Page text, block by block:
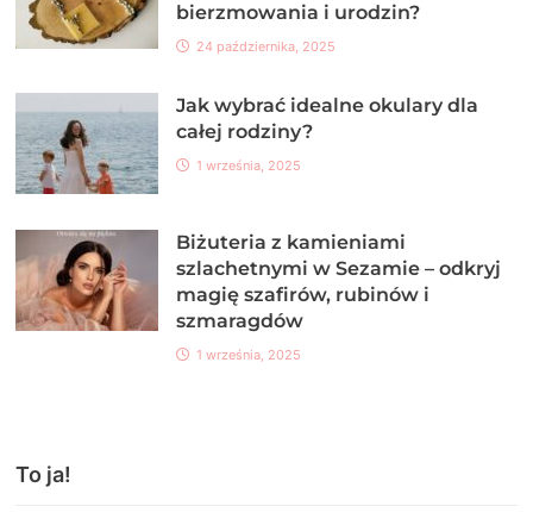
bierzmowania i urodzin?
24 października, 2025
Jak wybrać idealne okulary dla
całej rodziny?
1 września, 2025
Biżuteria z kamieniami
szlachetnymi w Sezamie – odkryj
magię szafirów, rubinów i
szmaragdów
1 września, 2025
To ja!